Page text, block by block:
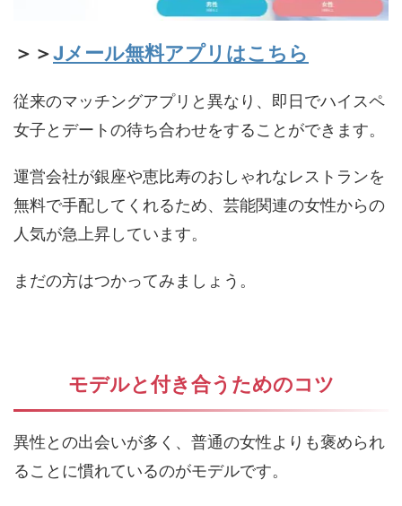
＞＞Jメール無料アプリはこちら
従来のマッチングアプリと異なり、即日でハイスペ
女子とデートの待ち合わせをすることができます。
運営会社が銀座や恵比寿のおしゃれなレストランを
無料で手配してくれるため、芸能関連の女性からの
人気が急上昇しています。
まだの方はつかってみましょう。
モデルと付き合うためのコツ
異性との出会いが多く、普通の女性よりも褒められ
ることに慣れているのがモデルです。